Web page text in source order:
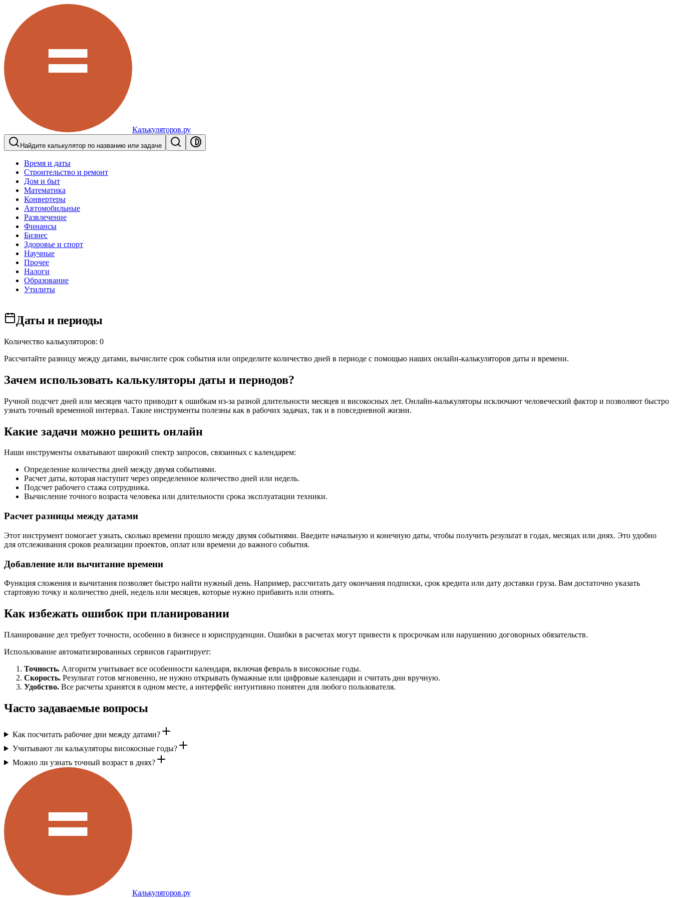
Калькуляторов.ру
Найдите калькулятор по названию или задаче
Время и даты
Строительство и ремонт
Дом и быт
Математика
Конвертеры
Автомобильные
Развлечение
Финансы
Бизнес
Здоровье и спорт
Научные
Прочее
Налоги
Образование
Утилиты
Даты и периоды
Количество калькуляторов: 0
Рассчитайте разницу между датами, вычислите срок события или определите количество дней в периоде с помощью наших онлайн-калькуляторов даты и времени.
Зачем использовать калькуляторы даты и периодов?
Ручной подсчет дней или месяцев часто приводит к ошибкам из-за разной длительности месяцев и високосных лет. Онлайн-калькуляторы исключают человеческий фактор и позволяют быстро
узнать точный временной интервал. Такие инструменты полезны как в рабочих задачах, так и в повседневной жизни.
Какие задачи можно решить онлайн
Наши инструменты охватывают широкий спектр запросов, связанных с календарем:
Определение количества дней между двумя событиями.
Расчет даты, которая наступит через определенное количество дней или недель.
Подсчет рабочего стажа сотрудника.
Вычисление точного возраста человека или длительности срока эксплуатации техники.
Расчет разницы между датами
Этот инструмент помогает узнать, сколько времени прошло между двумя событиями. Введите начальную и конечную даты, чтобы получить результат в годах, месяцах или днях. Это удобно
для отслеживания сроков реализации проектов, оплат или времени до важного события.
Добавление или вычитание времени
Функция сложения и вычитания позволяет быстро найти нужный день. Например, рассчитать дату окончания подписки, срок кредита или дату доставки груза. Вам достаточно указать
стартовую точку и количество дней, недель или месяцев, которые нужно прибавить или отнять.
Как избежать ошибок при планировании
Планирование дел требует точности, особенно в бизнесе и юриспруденции. Ошибки в расчетах могут привести к просрочкам или нарушению договорных обязательств.
Использование автоматизированных сервисов гарантирует:
Точность. Алгоритм учитывает все особенности календаря, включая февраль в високосные годы.
Скорость. Результат готов мгновенно, не нужно открывать бумажные или цифровые календари и считать дни вручную.
Удобство. Все расчеты хранятся в одном месте, а интерфейс интуитивно понятен для любого пользователя.
Часто задаваемые вопросы
Как посчитать рабочие дни между датами?
Учитывают ли калькуляторы високосные годы?
Можно ли узнать точный возраст в днях?
Калькуляторов.ру